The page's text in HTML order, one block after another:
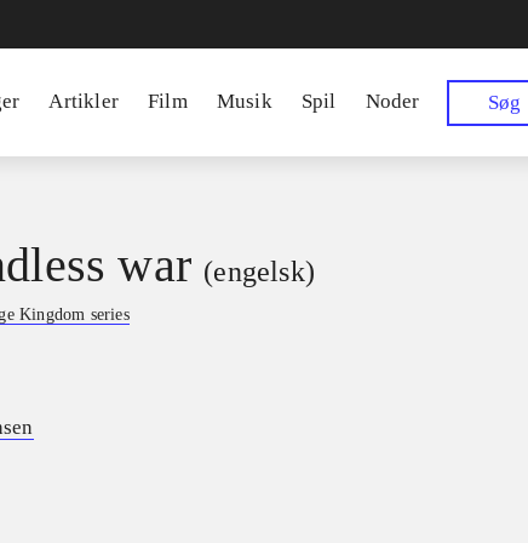
Artikler Film Musik Spil Noder Søg
war (engelsk)
Kingdom series